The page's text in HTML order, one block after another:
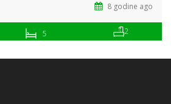
8 godine ago
5 2